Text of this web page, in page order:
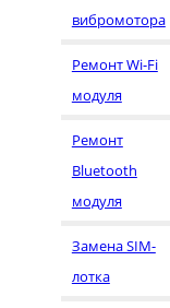
вибромотора
Ремонт Wi-Fi
модуля
Ремонт
Bluetooth
модуля
Замена SIM-
лотка